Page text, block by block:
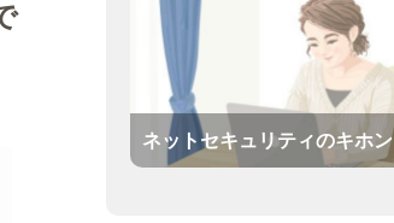
ネットセキュリティのキホン